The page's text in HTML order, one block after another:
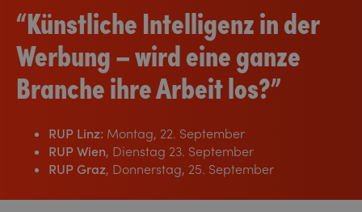
“Künstliche Intelligenz in der
Werbung – wird eine ganze
Branche ihre Arbeit los?”
RUP Linz: Montag, 22. September
RUP Wien, Dienstag 23. September
RUP Graz, Donnerstag, 25. September